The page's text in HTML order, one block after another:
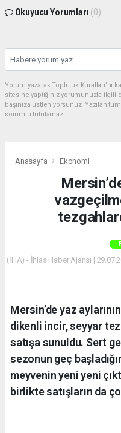
Okuyucu Yorumları (0)
Yorum yazarak Topluluk
sitesine yaptığınız yorumunuzla
başınıza üstleniyorsunuz. Yazılan
sorumlu tutulamaz.
Anasayfa Ekonomi
(İHA) - İhlas Haber Ajansı |
Mersin’de yaz
dikenli incir, seyyar
satışa sunuldu. Sert
sezonun geç
meyvenin yeni yeni
birlikte satışların da